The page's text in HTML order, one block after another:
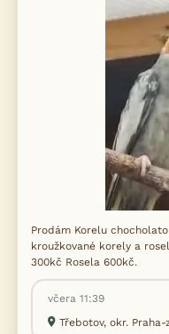
Prodám Korelu
kroužkované korely a
300kč Rosela 600kč.
včera 11:39
Třebotov, okr. Praha-